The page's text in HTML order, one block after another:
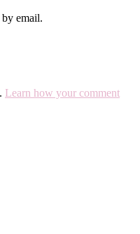
email.
Learn how your comment